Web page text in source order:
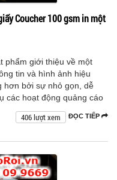
Coucher 100 gsm in một
phẩm giới thiệu về một
tin và hình ảnh hiệu
hơn bởi sự nhỏ gọn, dễ
các hoạt động quảng cáo
ĐỌC TIẾP
406 lượt xem